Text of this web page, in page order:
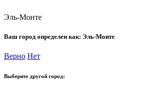
Эль-Монте
Ваш город определен как: Эль-Монте
Верно Нет
Выберите другой город: